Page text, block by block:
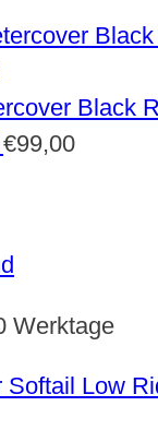
Black
€99,00
Werktage